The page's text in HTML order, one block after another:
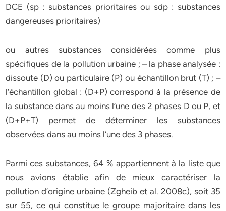
DCE (sp : substances prioritaires ou sdp : substances
dangereuses prioritaires)
ou autres substances considérées comme plus
spécifiques de la pollution urbaine ; – la phase analysée :
dissoute (D) ou particulaire (P) ou échantillon brut (T) ; –
l’échantillon global : (D+P) correspond à la présence de
la substance dans au moins l’une des 2 phases D ou P, et
(D+P+T) permet de déterminer les substances
observées dans au moins l’une des 3 phases.
Parmi ces substances, 64 % appartiennent à la liste que
nous avions établie afin de mieux caractériser la
pollution d’origine urbaine (Zgheib et al. 2008c), soit 35
sur 55, ce qui constitue le groupe majoritaire dans les